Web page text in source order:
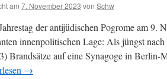
am 7. November 2023 von Schw
der antijüdischen Pogrome am 9.
innenpolitischen Lage: Als jüngst
Brandsätze auf eine Synagoge in Berlin-
→